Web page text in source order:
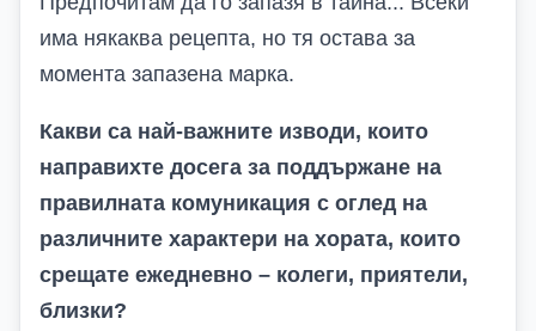
има някаква рецепта, но тя остава за
момента запазена марка.
Какви са най-важните изводи, които
направихте досега за поддържане на
правилната комуникация с оглед на
различните характери на хората, които
срещате ежедневно – колеги, приятели,
близки?